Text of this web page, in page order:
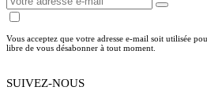
Vous acceptez que votre adresse e-mail soit utilisée
libre de vous désabonner à tout moment.
SUIVEZ-NOUS